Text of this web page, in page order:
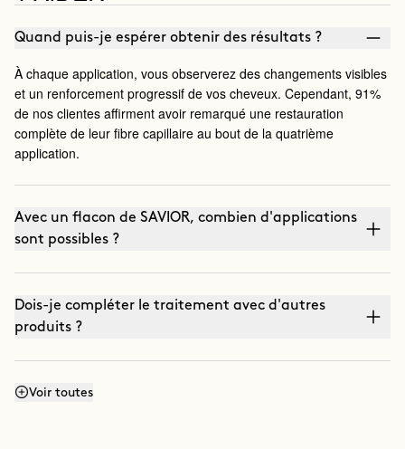
Quand puis-je espérer obtenir des résultats ?
À chaque application, vous observerez des changements visibles
et un renforcement progressif de vos cheveux. Cependant, 91%
de nos clientes affirment avoir remarqué une restauration
complète de leur fibre capillaire au bout de la quatrième
application.
Avec un flacon de SAVIOR, combien d'applications
sont possibles ?
Dois-je compléter le traitement avec d'autres
produits ?
Puis-je continuer à utiliser SAVIOR après la routine
Voir toutes